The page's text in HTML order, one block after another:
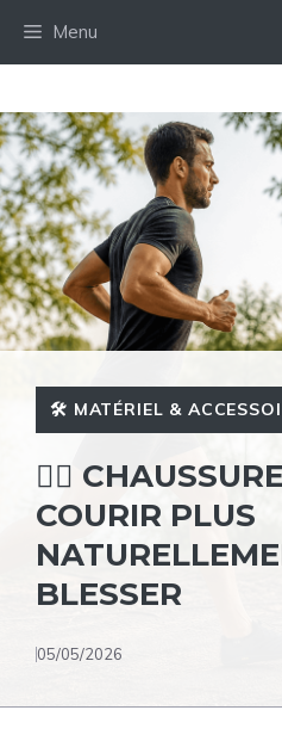
Menu
🛠️ MATÉRIEL &
🏃‍♂️
COURIR PLUS
BLESSER
05/05/2026